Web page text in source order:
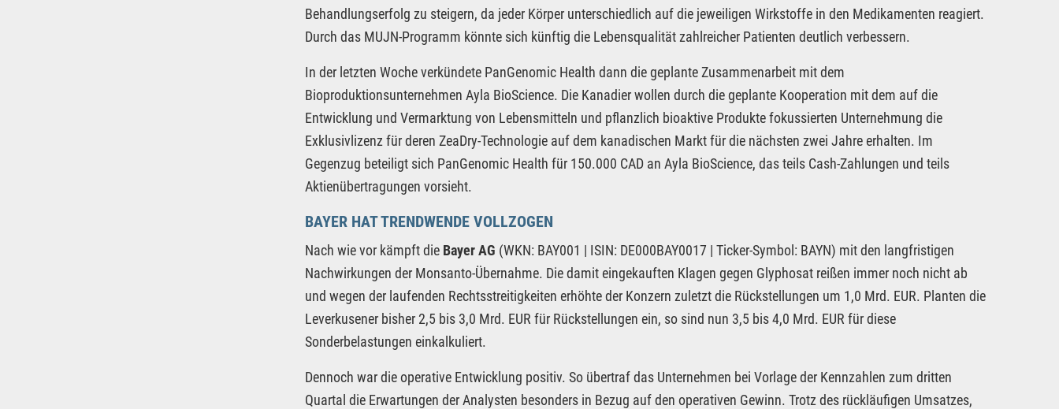
Behandlungserfolg zu steigern, da jeder Körper unterschiedlich auf die jeweiligen Wirkstoffe in den Medikamenten reagiert.
Durch das MUJN-Programm könnte sich künftig die Lebensqualität zahlreicher Patienten deutlich verbessern.
In der letzten Woche verkündete PanGenomic Health dann die geplante Zusammenarbeit mit dem
Bioproduktionsunternehmen Ayla BioScience. Die Kanadier wollen durch die geplante Kooperation mit dem auf die
Entwicklung und Vermarktung von Lebensmitteln und pflanzlich bioaktive Produkte fokussierten Unternehmung die
Exklusivlizenz für deren ZeaDry-Technologie auf dem kanadischen Markt für die nächsten zwei Jahre erhalten. Im
Gegenzug beteiligt sich PanGenomic Health für 150.000 CAD an Ayla BioScience, das teils Cash-Zahlungen und teils
Aktienübertragungen vorsieht.
BAYER HAT TRENDWENDE VOLLZOGEN
Nach wie vor kämpft die Bayer AG (WKN: BAY001 | ISIN: DE000BAY0017 | Ticker-Symbol: BAYN) mit den langfristigen
Nachwirkungen der Monsanto-Übernahme. Die damit eingekauften Klagen gegen Glyphosat reißen immer noch nicht ab
und wegen der laufenden Rechtsstreitigkeiten erhöhte der Konzern zuletzt die Rückstellungen um 1,0 Mrd. EUR. Planten die
Leverkusener bisher 2,5 bis 3,0 Mrd. EUR für Rückstellungen ein, so sind nun 3,5 bis 4,0 Mrd. EUR für diese
Sonderbelastungen einkalkuliert.
Dennoch war die operative Entwicklung positiv. So übertraf das Unternehmen bei Vorlage der Kennzahlen zum dritten
Quartal die Erwartungen der Analysten besonders in Bezug auf den operativen Gewinn. Trotz des rückläufigen Umsatzes,